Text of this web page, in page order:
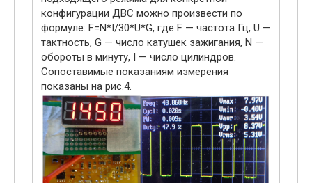
конфигурации ДВС можно произвести по
формуле: F=N*I/30*U*G, где F — частота Гц, U —
тактность, G — число катушек зажигания, N —
обороты в минуту, I — число цилиндров.
Сопоставимые показаниям измерения
показаны на рис.4.